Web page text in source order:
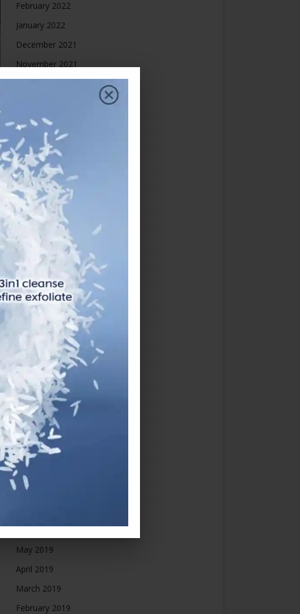
February 2022
January 2022
December 2021
November 2021
August 2021
July 2021
June 2021
May 2021
April 2021
March 2021
February 2021
January 2021
December 2020
November 2020
October 2020
September 2020
March 2020
February 2020
January 2020
December 2019
November 2019
October 2019
September 2019
August 2019
June 2019
May 2019
April 2019
March 2019
February 2019